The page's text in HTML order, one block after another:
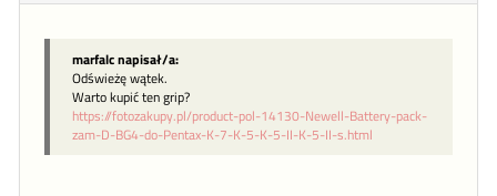
marfalc napisał/a:
Odświeżę wątek.
Warto kupić ten grip?
https://fotozakupy.pl/product-pol-14130-Newell-Battery-pack-
zam-D-BG4-do-Pentax-K-7-K-5-K-5-II-K-5-II-s.html